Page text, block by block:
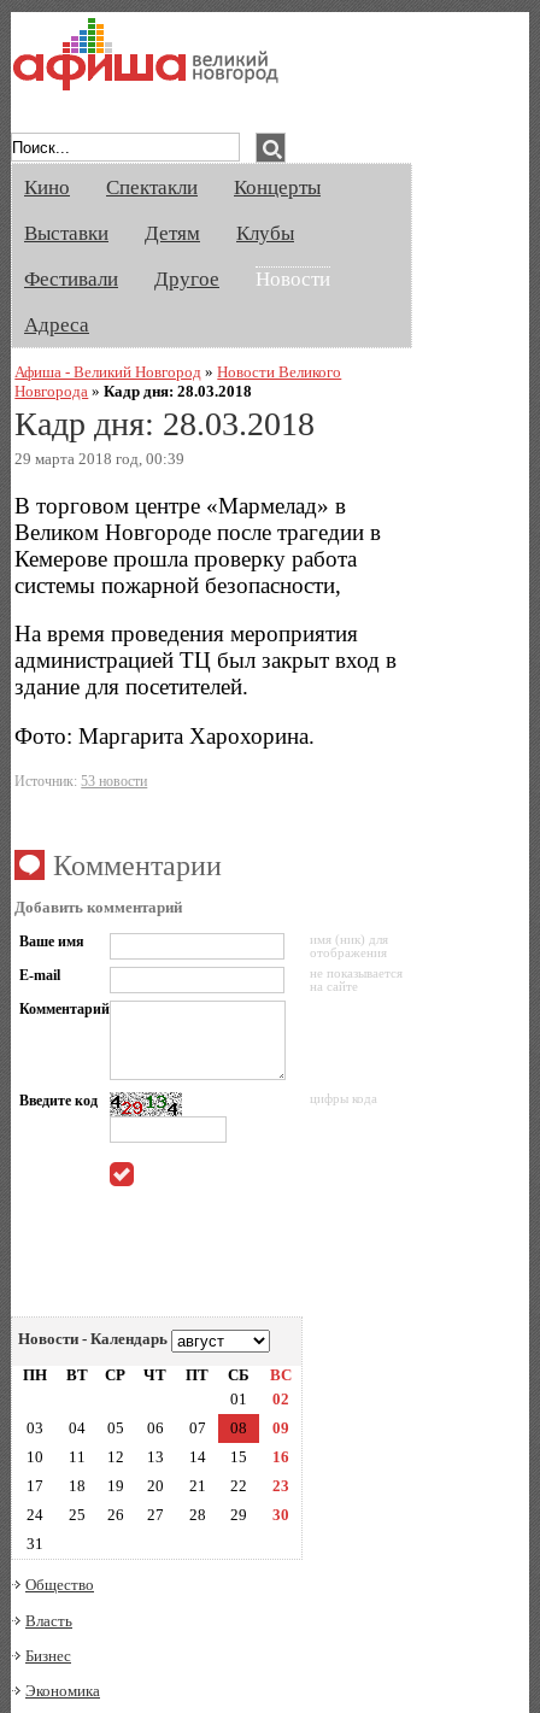
Кино Спектакли
Концерты
Выставки
Детям
Клубы
Фестивали
Другое
Новости
Адреса
Афиша - Великий Новгород »Новости Великого
Новгорода »Кадр дня: 28.03.2018
Кадр дня: 28.03.2018
29 марта 2018 год, 00:39
В торговом центре «Мармелад» в
Великом Новгороде после трагедии в
Кемерове прошла проверку работа
системы пожарной безопасности,
На время проведения мероприятия
администрацией ТЦ был закрыт вход в
здание для посетителей.
Фото: Маргарита Харохорина.
Источник:53 новости
Комментарии
Добавить комментарий
Ваше имя
имя (ник) для
отображения
E-mail
не показывается
на сайте
Комментарий
Введите код цифры кода
Новости - Календарь
ПН
ВТ СР ЧТ ПТ СБ
ВС
01
02
03
04 05 06 07 08
09
10
11 12 13 14 15
16
17
18 19 20 21 22
23
24
25 26 27 28 29
30
31
Общество
Власть
Бизнес
Экономика